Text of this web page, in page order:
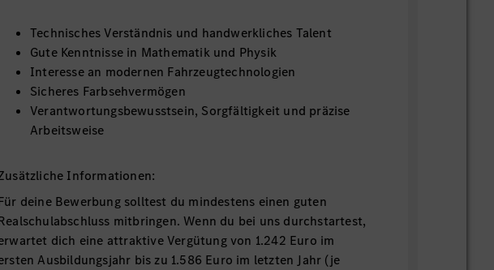
Technisches Verständnis und handwerkliches Talent
Gute Kenntnisse in Mathematik und Physik
Interesse an modernen Fahrzeugtechnologien
Sicheres Farbsehvermögen
Verantwortungsbewusstsein, Sorgfältigkeit und präzise
Arbeitsweise
Informationen:
deine Bewerbung solltest du mindestens einen guten
mitbringen. Wenn du bei uns durchstartest,
dich eine attraktive Vergütung von 1.242 Euro im
Ausbildungsjahr bis zu 1.586 Euro im letzten Jahr (je